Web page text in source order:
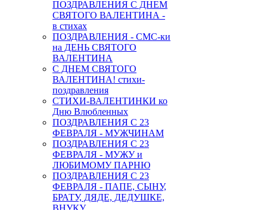
ПОЗДРАВЛЕНИЯ С ДНЕМ
СВЯТОГО ВАЛЕНТИНА -
в стихах
ПОЗДРАВЛЕНИЯ - СМС-ки
на ДЕНЬ СВЯТОГО
ВАЛЕНТИНА
С ДНЕМ СВЯТОГО
ВАЛЕНТИНА! стихи-
поздравления
СТИХИ-ВАЛЕНТИНКИ ко
Дню Влюбленных
ПОЗДРАВЛЕНИЯ С 23
ФЕВРАЛЯ - МУЖЧИНАМ
ПОЗДРАВЛЕНИЯ С 23
ФЕВРАЛЯ - МУЖУ и
ЛЮБИМОМУ ПАРНЮ
ПОЗДРАВЛЕНИЯ С 23
ФЕВРАЛЯ - ПАПЕ, СЫНУ,
БРАТУ, ДЯДЕ, ДЕДУШКЕ,
ВНУКУ